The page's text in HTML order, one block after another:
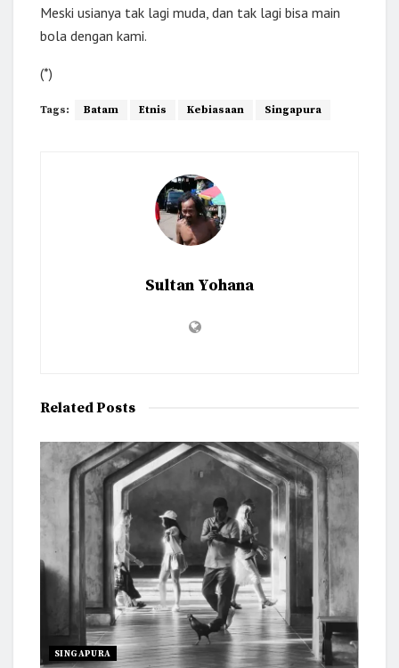
Meski usianya tak lagi muda, dan tak lagi bisa main
bola dengan kami.
(*)
Tags: Batam Etnis Kebiasaan Singapura
Sultan Yohana
RelatedPosts
SINGAPURA